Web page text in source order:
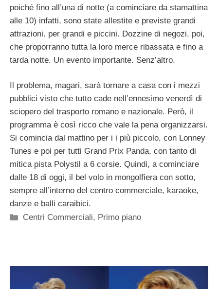
poiché fino all’una di notte (a cominciare da stamattina
alle 10) infatti, sono state allestite e previste grandi
attrazioni. per grandi e piccini. Dozzine di negozi, poi,
che proporranno tutta la loro merce ribassata e fino a
tarda notte. Un evento importante. Senz’altro.
Il problema, magari, sarà tornare a casa con i mezzi
pubblici visto che tutto cade nell’ennesimo venerdì di
sciopero del trasporto romano e nazionale. Però, il
programma è così ricco che vale la pena organizzarsi.
Si comincia dal mattino per i i più piccolo, con Lonney
Tunes e poi per tutti Grand Prix Panda, con tanto di
mitica pista Polystil a 6 corsie. Quindi, a cominciare
dalle 18 di oggi, il bel volo in mongolfiera con sotto,
sempre all’interno del centro commerciale, karaoke,
danze e balli caraibici.
Categorie
Centri Commerciali, Primo piano